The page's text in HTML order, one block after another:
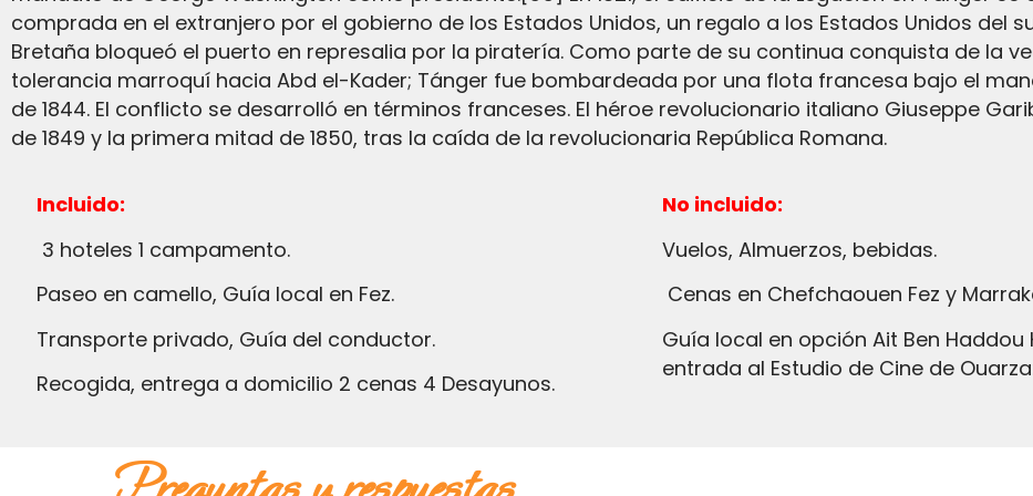
comprada en el extranjero por el gobierno de los Estados Unidos, un regalo a los Estados Unidos del
Bretaña bloqueó el puerto en represalia por la piratería. Como parte de su continua conquista de la
tolerancia marroquí hacia Abd el-Kader; Tánger fue bombardeada por una flota francesa bajo el
de 1844. El conflicto se desarrolló en términos franceses. El héroe revolucionario italiano Giuseppe
de 1849 y la primera mitad de 1850, tras la caída de la revolucionaria República Romana.
Incluido:
3 hoteles 1 campamento.
paseo en camello, Guía local en Fez.
Transporte privado, Guía del conductor.
Recogida, entrega a domicilio 2 cenas 4 Desayunos.
No incluido:
Vuelos, Almuerzos, bebidas.
Cenas en Chefchaouen Fez y
Guía local en opción Ait Ben Haddou Kasbah, Boleto de
entrada al Estudio de Cine de